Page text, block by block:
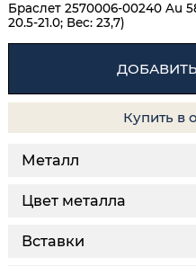
Браслет 2570006-00240 Au
20.5-21.0; Вес: 23,7)
Купить в
Металл
Цвет металла
Вставки